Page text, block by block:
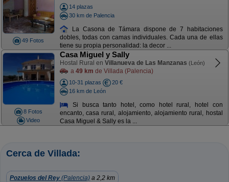
49 Fotos
14 plazas
30 km de Palencia
La Casona de Támara dispone de 7 habitaciones
dobles, todas con camas individuales. Cada una de ellas
tiene su propia personalidad: la decor ...
8 Fotos
Video
Casa Miguel y Sally
Hostal Rural en Villanueva de Las Manzanas (León)
a 49 km de Villada (Palencia)
10-31 plazas
20 €
16 km de León
Si busca tanto hotel, como hotel rural, hotel con
encanto, casa rural, alojamiento, alojamiento rural, hostal
Casa Miguel & Sally es la ...
Cerca de Villada:
Pozuelos del Rey (Palencia) a 2,2 km